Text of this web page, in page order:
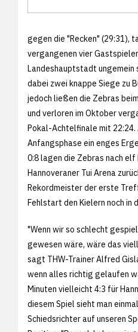
gegen die "Recken" (29:31),
vergangenen vier
Landeshauptstadt ungemein
dabei zwei knappe Siege zu
jedoch ließen die Zebras
und verloren im Oktober
Pokal-Achtelfinale mit
Anfangsphase ein enges
0:8 lagen die Zebras nach elf
Hannoveraner Tui Arena
Rekordmeister der erste
Fehlstart den Kielern noch in
"Wenn wir so schlecht
gewesen wäre, wäre das
sagt THW-Trainer Alfred
wenn alles richtig gelaufen
Minuten vielleicht 4:3 für
diesem Spiel sieht man
Schiedsrichter auf unseren